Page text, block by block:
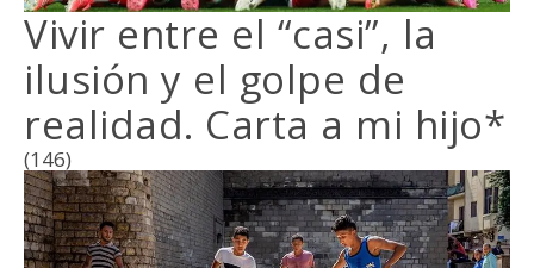
Vivir entre el “casi”, la
ilusión y el golpe de
realidad. Carta a mi hijo*
(146)